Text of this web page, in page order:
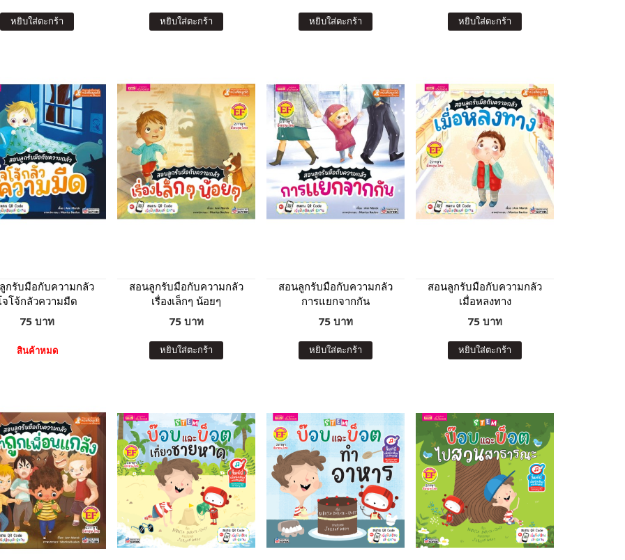
หยิบใส่ตะกร้า หยิบใส่ตะกร้า หยิบใส่ตะกร้า หยิบใส่ตะกร้า
กรับมือกับความกลัว
จโจ้กลัวความมืด
75 บาท
สินค้าหมด
สอนลูกรับมือกับความกลัว
เรื่องเล็กๆ น้อยๆ
75 บาท
หยิบใส่ตะกร้า
สอนลูกรับมือกับความกลัว
การแยกจากกัน
75 บาท
หยิบใส่ตะกร้า
สอนลูกรับมือกับความกลัว
เมื่อหลงทาง
75 บาท
หยิบใส่ตะกร้า